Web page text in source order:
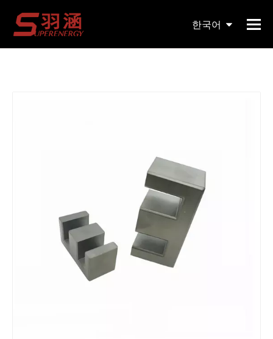
한국어
현재 위치: 홈페이지
연자성 코어 Mn-Zn 페라이트 코어 철 분말 코어